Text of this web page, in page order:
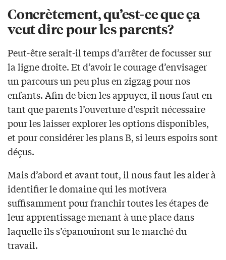
Concrètement, qu’est-ce que ça
veut dire pour les parents?
Peut-être serait-il temps d’arrêter de focusser sur
la ligne droite. Et d’avoir le courage d’envisager
un parcours un peu plus en zigzag pour nos
enfants. Afin de bien les appuyer, il nous faut en
tant que parents l’ouverture d’esprit nécessaire
pour les laisser explorer les options disponibles,
et pour considérer les plans B, si leurs espoirs sont
déçus.
Mais d’abord et avant tout, il nous faut les aider à
identifier le domaine qui les motivera
suffisamment pour franchir toutes les étapes de
leur apprentissage menant à une place dans
laquelle ils s’épanouiront sur le marché du
travail.